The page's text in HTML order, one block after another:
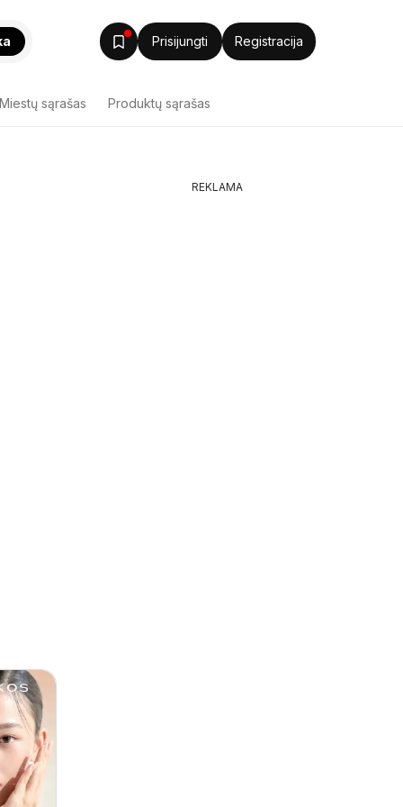
Prisijungti Registracija
Miestų sąrašas Produktų sąrašas
REKLAMA